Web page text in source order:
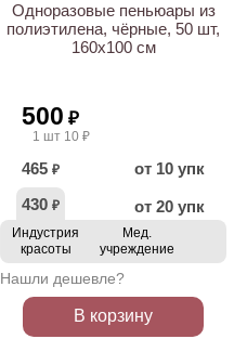
Одноразовые пеньюары из
полиэтилена, чёрные, 50 шт,
160х100 см
500 ₽
1 шт 10 ₽
465 ₽
от 10 упк
430 ₽ от 20 упк
Индустрия
красоты
Мед.
учреждение
Нашли дешевле?
В корзину